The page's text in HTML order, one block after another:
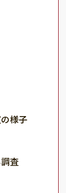
様子
査